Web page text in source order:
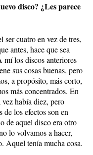
disco? ¿Les parece
ser cuatro en vez de tres,
antes, hace que sea
mí los discos anteriores
sus cosas buenas, pero
a propósito, más corto,
más concentrados. En
vez había diez, pero
los efectos son en
de aquel disco era otro
lo volvamos a hacer,
Aquel tenía mucha cosa.